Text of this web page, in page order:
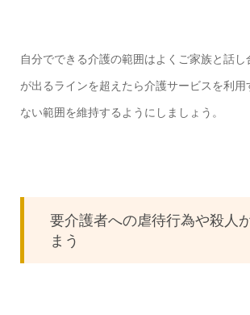
自分でできる介護の範囲はよくご家族と話
が出るラインを超えたら介護サービスを利
ない範囲を維持するようにしましょう。
要介護者への虐待行為や殺人
まう